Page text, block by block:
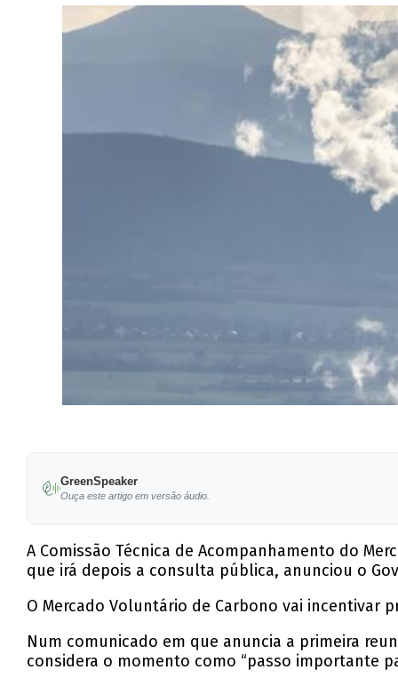
GreenSpeaker
Ouça este artigo em versão áudio.
A Comissão Técnica de Acompanhamento do
que irá depois a consulta pública, anunciou o
O Mercado Voluntário de Carbono vai incentivar
Num comunicado em que anuncia a primeira
considera o momento como “passo importante